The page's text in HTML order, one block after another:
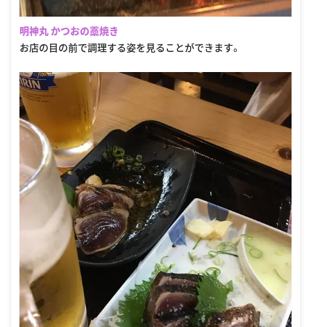
明神丸 かつおの藁焼き
お店の目の前で調理する姿を見ることができます。